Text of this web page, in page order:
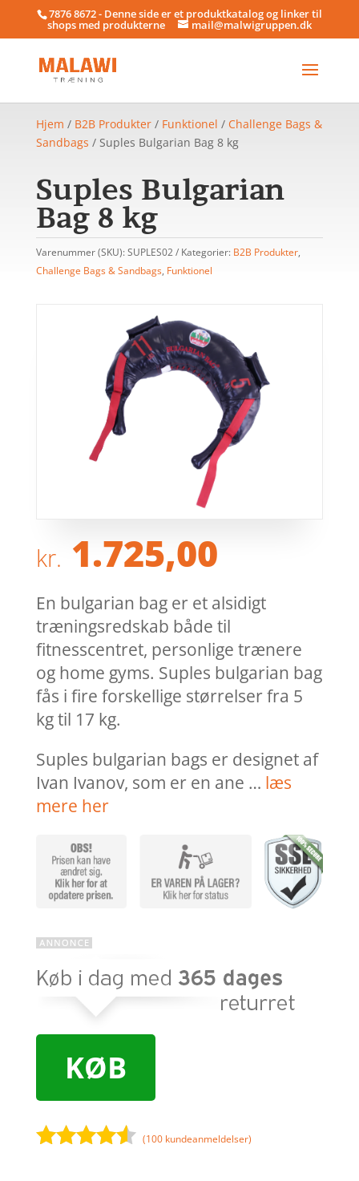
7876 8672 - Denne side er et produktkatalog og linker til
shops med produkterne mail@malwigruppen.dk
Hjem / B2B Produkter/ Funktionel / Challenge Bags &
Sandbags / Suples Bulgarian Bag 8 kg
Suples Bulgarian
Bag 8 kg
Varenummer (SKU):SUPLES02 Kategorier: B2B Produkter,
Challenge Bags & Sandbags, Funktionel
kr. 1.725,00
En bulgarian bag er et alsidigt
træningsredskab både til
fitnesscentret, personlige trænere
og home gyms. Suples bulgarian bag
fås i fire forskellige størrelser fra 5
kg til 17 kg.
Suples bulgarian bags er designet af
Ivan Ivanov, som er en ane … læs
mere her
KØB
(100 kundeanmeldelser)